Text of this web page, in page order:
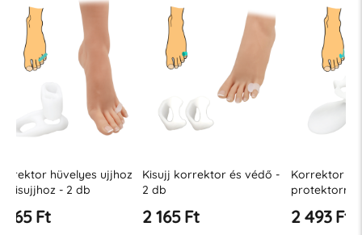
Kisujj korrektor és védő -
2 db
2 165 Ft
Korrektor kisujjhoz
protektorral - 2 db
2 493 Ft
ujjakhoz
2 493